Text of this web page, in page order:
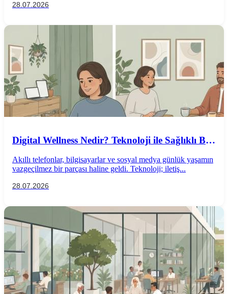
28.07.2026
Digital Wellness Nedir? Teknoloji ile Sağlıklı Bir
Akıllı telefonlar, bilgisayarlar ve sosyal medya günlük yaşamın
vazgeçilmez bir parçası haline geldi. Teknoloji; iletiş...
28.07.2026